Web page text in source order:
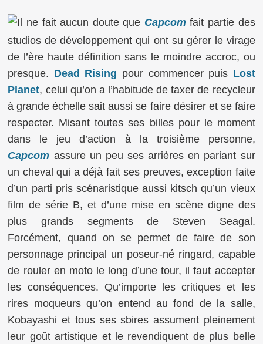
Il ne fait aucun doute que Capcomfait partie des
studios de développement qui ont su gérer le virage
de l’ère haute définition sans le moindre accroc, ou
presque. Dead Rising pour commencer puis Lost
Planet, celui qu’on a l’habitude de taxer de recycleur
à grande échelle sait aussi se faire désirer et se faire
respecter. Misant toutes ses billes pour le moment
dans le jeu d’action à la troisième personne,
Capcom assure un peu ses arrières en pariant sur
un cheval qui a déjà fait ses preuves, exception faite
d’un parti pris scénaristique aussi kitsch qu’un vieux
film de série B, et d’une mise en scène digne des
plus grands segments de Steven Seagal.
Forcément, quand on se permet de faire de son
personnage principal un poseur-né ringard, capable
de rouler en moto le long d’une tour, il faut accepter
les conséquences. Qu’importe les critiques et les
rires moqueurs qu’on entend au fond de la salle,
Kobayashi et tous ses sbires assument pleinement
leur goût artistique et le revendiquent de plus belle